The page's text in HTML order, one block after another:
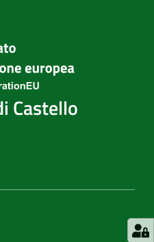
Castello